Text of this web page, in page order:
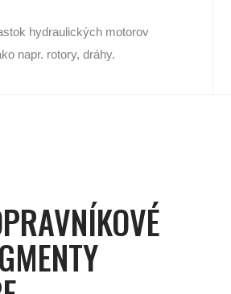
hydraulických motorov
napr. rotory, dráhy.